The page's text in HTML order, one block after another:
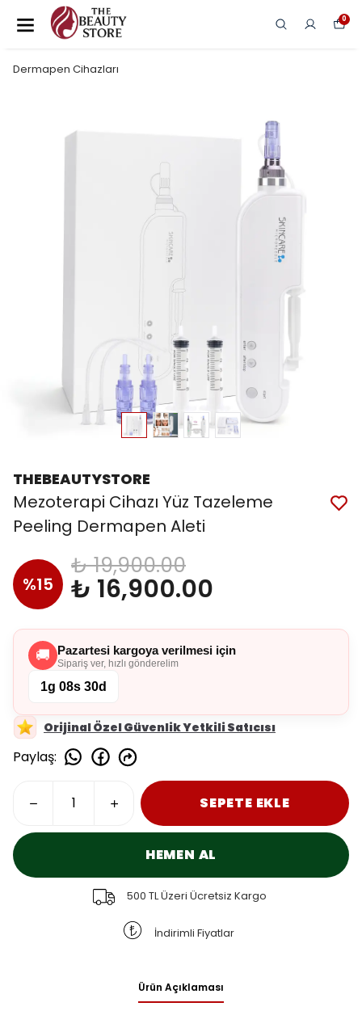
0
Dermapen Cihazları
THEBEAUTYSTORE
Mezoterapi Cihazı Yüz Tazeleme
Peeling Dermapen Aleti
%15
₺ 19,900.00
₺ 16,900.00
🚚 Pazartesi kargoya verilmesi için
Sipariş ver, hızlı gönderelim
1g 08s 30d
Orijinal Özel Güvenlik Yetkili Satıcısı
Paylaş:
SEPETE EKLE
HEMEN AL
500 TL Üzeri Ücretsiz Kargo
İndirimli Fiyatlar
Ürün Açıklaması